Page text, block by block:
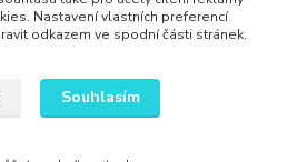
sběr cookies.
Nastavení vlastních preferencí
odkazem ve spodní části stránek.
Souhlasím